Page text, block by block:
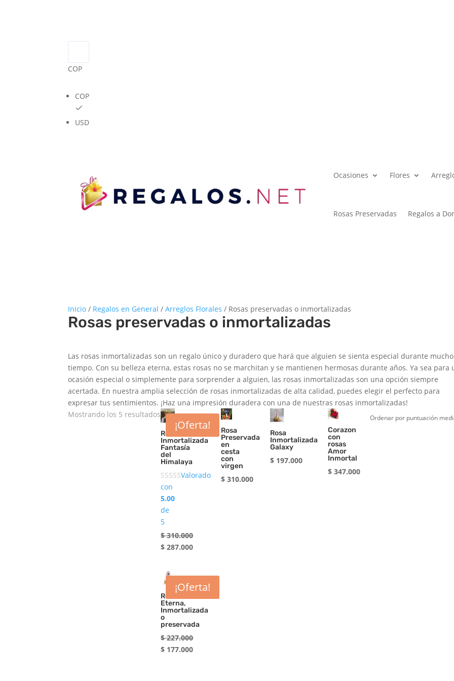
COP
COP
USD
Ocasiones Flores
Rosas Preservadas Regalos a
Inicio / Regalos en General /Arreglos Florales / Rosas preservadas o inmortalizadas
Rosas preservadas o inmortalizadas
Las rosas inmortalizadas son un regalo único y duradero que hará que alguien se sienta especial durante mucho
tiempo. Con su belleza eterna, estas rosas no se marchitan y se mantienen hermosas durante años. Ya sea para
ocasión especial o simplemente para sorprender a alguien, las rosas inmortalizadas son una opción siempre
acertada. En nuestra amplia selección de rosas inmortalizadas de alta calidad, puedes elegir el perfecto para
expresar tus sentimientos. ¡Haz una impresión duradera con una de nuestras rosas inmortalizadas!
Mostrando los 5 resultadosOrdenado
por
puntuación
media
¡Oferta!
Rosa
Inmortalizada
Fantasía
del
Himalaya
Valorado
con
5.00
de
5
$310.000
El
era:
$ 310.000.
$ 287.000
actual
es:
$ 287.000.
Rosa
Preservada
en
cesta
con
virgen
$ 310.000
Rosa
Inmortalizada
Galaxy
$ 197.000
Corazon
con
rosas
Amor
Inmortal
$ 347.000
¡Oferta!
Rosa
Eterna,
Inmortalizada
o
preservada
$227.000
El
$ 177.000